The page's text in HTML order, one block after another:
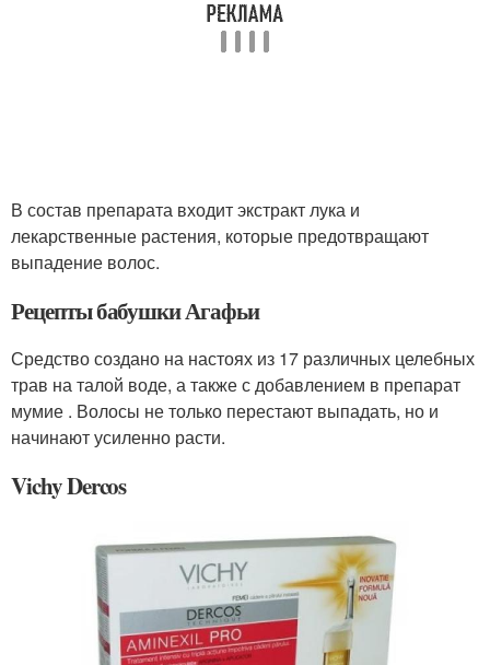
В состав препарата входит экстракт лука и
лекарственные растения, которые предотвращают
выпадение волос.
Рецепты бабушки Агафьи
Средство создано на настоях из 17 различных целебных
трав на талой воде, а также с добавлением в препарат
мумие . Волосы не только перестают выпадать, но и
начинают усиленно расти.
Vichy Dercos